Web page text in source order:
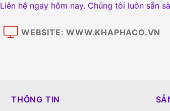
Liên hệ ngay hôm nay. Chúng tôi luôn sẵn
WEBSITE: WWW.KHAPHACO.VN
THÔNG TIN